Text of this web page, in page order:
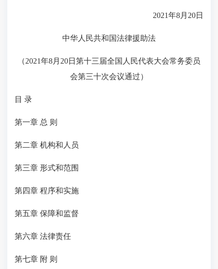
2021年8月20日
中华人民共和国法律援助法
（2021年8月20日第十三届全国人民代表大会常务委员
会第三十次会议通过）
目 录
第一章 总 则
第二章 机构和人员
第三章 形式和范围
第四章 程序和实施
第五章 保障和监督
第六章 法律责任
第七章 附 则